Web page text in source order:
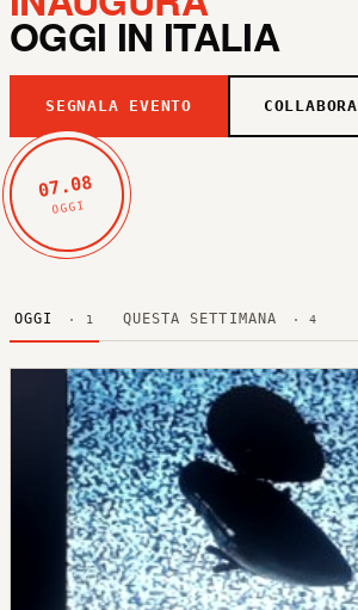
OGGI IN ITALIA
SEGNALA EVENTO COLLABORA
07.08
OGGI
OGGI · 1 QUESTA SETTIMANA · 4